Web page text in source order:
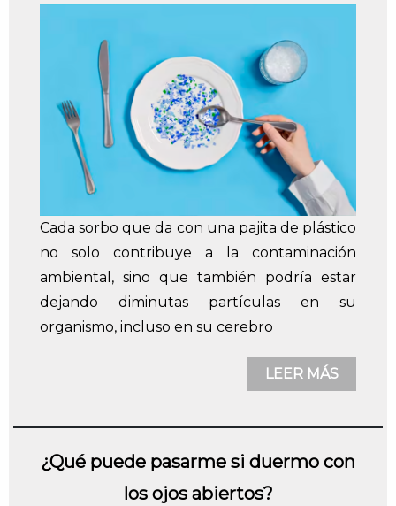
Cada sorbo que da con una pajita de plástico
no solo contribuye a la contaminación
ambiental, sino que también podría estar
dejando diminutas partículas en su
organismo, incluso en su cerebro
LEER MÁS
¿Qué puede pasarme si duermo con
los ojos abiertos?